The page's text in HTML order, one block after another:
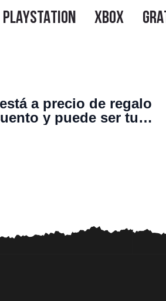
a precio de regalo
y puede ser tuya